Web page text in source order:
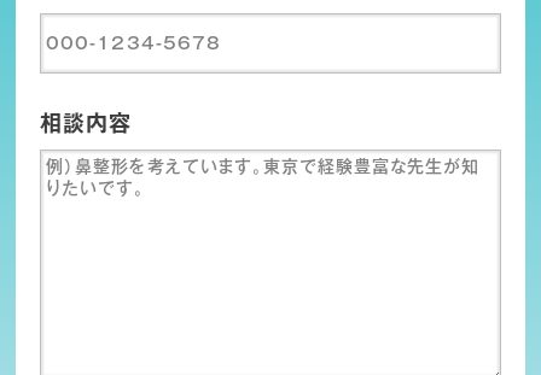
相談内容